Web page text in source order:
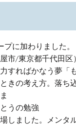
プに加わりました
市/東京都千代田区）
ればかなう夢「
きの考え方。落ち
うの勉強
しました。メンタ